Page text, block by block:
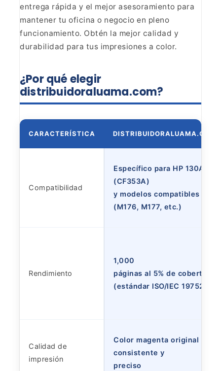
entrega rápida y el mejor asesoramiento para
mantener tu oficina o negocio en pleno
funcionamiento. Obtén la mejor calidad y
durabilidad para tus impresiones a color.
¿Por qué elegir
distribuidoraluama.com?
CARACTERÍSTICA DISTRIBUIDORALUAMA.COM
Compatibilidad
Específico para HP 130A
(CF353A)
y modelos compatibles
(M176, M177, etc.)
Rendimiento
1,000
páginas al 5% de cobertura
(estándar ISO/IEC 19752)
Calidad de
impresión
Color magenta original HP,
consistente y
preciso